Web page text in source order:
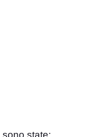
sono state: